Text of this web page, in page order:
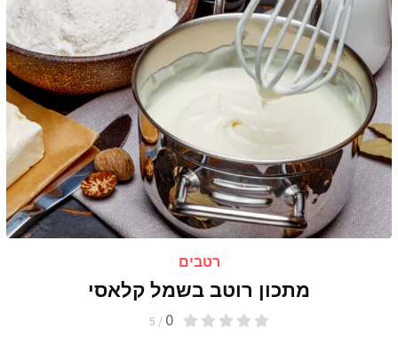
רטבים
מתכון רוטב בשמל קלאסי
0
/ 5